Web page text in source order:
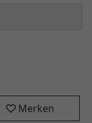
Merken